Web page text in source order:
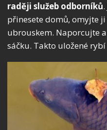
raději služeb odborníků
přinesete domů, omyjte
ubrouskem. Naporcujte
sáčku. Takto uložené